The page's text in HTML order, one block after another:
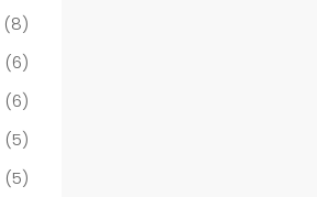
(8)
(6)
(6)
(5)
(5)